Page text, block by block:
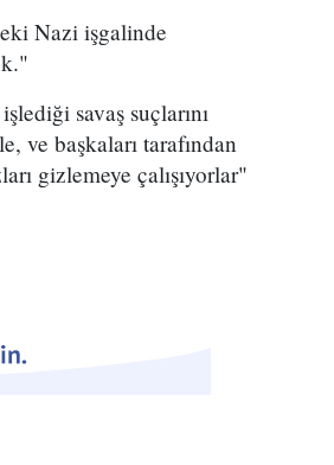
Nazi işgalinde
savaş suçlarını
ve başkaları tarafından
gizlemeye çalışıyorlar"